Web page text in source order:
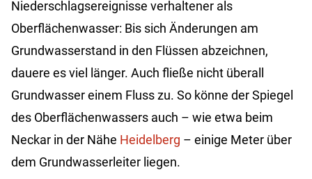
Niederschlagsereignisse verhaltener als
Oberflächenwasser: Bis sich Änderungen am
Grundwasserstand in den Flüssen abzeichnen,
dauere es viel länger. Auch fließe nicht überall
Grundwasser einem Fluss zu. So könne der Spiegel
des Oberflächenwassers auch – wie etwa beim
Neckar in der Nähe Heidelberg – einige Meter über
dem Grundwasserleiter liegen.